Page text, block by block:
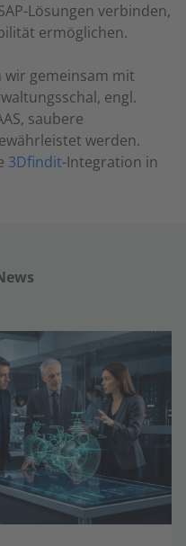
Lösungen verbinden,
ermöglichen.
gemeinsam mit
engl.
saubere
werden.
3Dfindit-Integration in